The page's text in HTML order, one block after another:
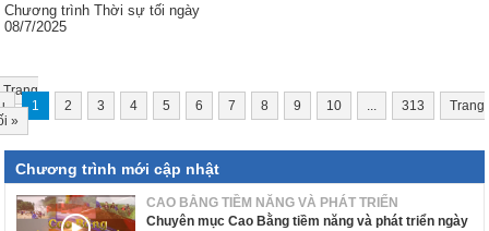
Chương trình Thời sự tối ngày
08/7/2025
Trang
1 2 3 4 5 6 7 8 9 10 313
Trang
»
Chương trình mới cập nhật
CAO BẰNG TIỀM NĂNG VÀ PHÁT TRIỂN
Chuyên mục Cao Bằng tiềm năng và phát triển ngày